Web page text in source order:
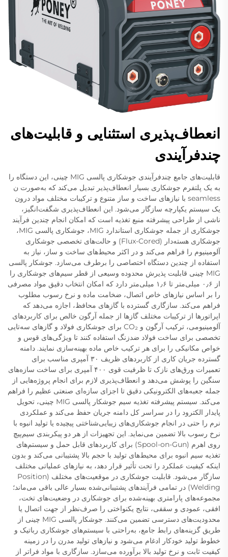
انعطاف‌پذیری استثنایی و قابلیت‌های
چندفرآیندی
قابلیت‌های جامع چندفرآیندی جوشکاری پالسی MIG چینی، این دستگاه را
به یک پلتفرم جوشکاری بسیار انعطاف‌پذیر تبدیل می‌کند که به‌صورت ن
seamless با نیازهای ساخت و ساز متنوع و ترکیبات مختلف مواد درون
یک سیستم یکپارچه سازگار می‌شود. این انعطاف‌پذیری شگفت‌انگیز،
ناشی از طراحی پیشرفته منبع تغذیه است که امکان انجام چندین فرآیند
جوشکاری از جمله جوشکاری استاندارد MIG، جوشکاری پالسی MIG،
جوشکاری هسته‌دار (Flux-Cored) و حالت‌های تخصصی جوشکاری
آلومینیوم را فراهم می‌کند و در اکثر محیط‌های ساخت و ساز، نیاز به
استفاده از چندین دستگاه اختصاصی را برطرف می‌سازد. جوشکار پالسی
MIG چینی قابلیت پذیرش محدوده وسیعی از قطر سیم‌های جوشکاری را
از ۰٫۶ میلی‌متر تا ۱٫۶ میلی‌متر دارد که امکان انتخاب دقیق مواد مصرفی
را بر اساس نیازهای خاص اتصال، ضخامت ماده و نرخ رسوب مطلوب
فراهم می‌کند. سازگاری گسترده با گازهای محافظ، اجازه می‌دهد که
اپراتورها از ترکیبات مختلف گازها از جمله آرگون خالص برای کاربردهای
آلومینیومی، ترکیب آرگون و CO₂ برای جوشکاری فولاد و گازهای سه‌تایی
تخصصی برای ساخت فولاد ضدزنگ استفاده کنند تا ویژگی‌های قوس و
خواص مکانیکی را برای هر ترکیب خاص ماده بهینه‌سازی نمایند. دامنه
گسترده جریان کاری از کاربردهای ظریف ۳۰ آمپری مناسب برای
تعمیرات ورق‌های نازک تا ظرفیت قوی ۴۰۰ آمپری برای ساخت سازه‌های
سنگین را پوشش می‌دهد و انعطاف‌پذیری لازم برای انجام پروژه‌هایی از
جمله جعبه‌های الکترونیکی دقیق تا اجزای سازه‌ای صنعتی عظیم را فراهم
می‌کند. سیستم پیشرفته تغذیه سیم جوشکار پالسی MIG چینی، تحویل
پایدار الکترود را در سراسر کل دامنه جریان حفظ می‌کند و عملکردی
نرم را حتی در انجام جوشکاری‌های زیبایی‌شناختی پیچیده یا تولید انبوه با
نرخ رسوب بالا تضمین می‌نماید. این تجهیزات از هر دو پیکربندی سیم‌پیچ
روی اهرم (Spool-on-Gun) برای کاربردهای قابل حمل و سیستم‌های
تغذیه سیم انبوه برای محیط‌های تولید با حجم بالا پشتیبانی می‌کند و بدون
اینکه کیفیت عملکرد را تحت تأثیر قرار دهد، به نیازهای عملیاتی مختلف
سازگار می‌شود. قابلیت جوشکاری در موقعیت‌های مختلف (Position
Welding) در تمامی فرآیندهای پشتیبانی‌شده بسیار عالی باقی می‌ماند؛
مجموعه‌های پارامتری بهینه‌شده برای جوشکاری در وضعیت‌های تخت،
افقی، عمودی و سقفی، نتایج یکنواختی را صرف‌نظر از جهت اتصال یا
محدودیت‌های دسترسی تضمین می‌کنند. جوشکار پالسی MIG چینی از
طریق گزینه‌های رابط جامع، به‌راحتی با سیستم‌های جوشکاری رباتیک و
خطوط تولید خودکار ادغام می‌شود و نیازهای تولید مدرن را در زمینه
کیفیت ثابت و نرخ تولید بالا برآورده می‌سازد. سازگاری با مواد فراتر از